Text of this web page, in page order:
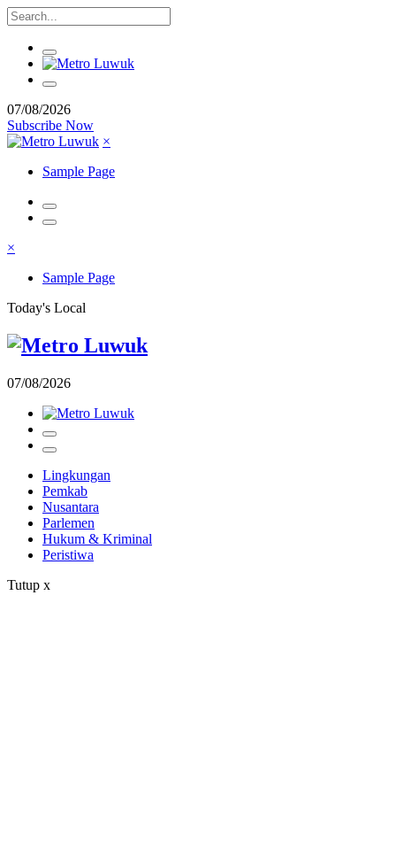
07/08/2026
Subscribe Now
×
Sample Page
×
Sample Page
Today's Local
07/08/2026
Lingkungan
Pemkab
Nusantara
Parlemen
Hukum & Kriminal
Peristiwa
Tutup x